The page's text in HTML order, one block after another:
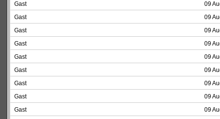
Gast
09
Gast
09
Gast
09
Gast
09
Gast
09
Gast
09
Gast
09
Gast
09
Gast
09